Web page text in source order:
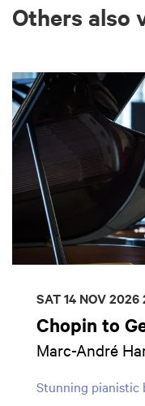
Others also
Chopin to
Marc-André
Stunning pianistic
SAT 14 NOV 2026